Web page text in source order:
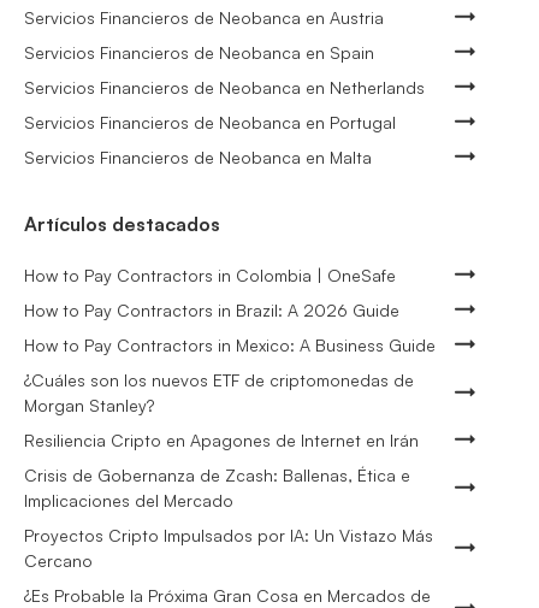
Servicios Financieros de Neobanca en Austria
Servicios Financieros de Neobanca en Spain
Servicios Financieros de Neobanca en Netherlands
Servicios Financieros de Neobanca en Portugal
Servicios Financieros de Neobanca en Malta
Artículos destacados
How to Pay Contractors in Colombia | OneSafe
How to Pay Contractors in Brazil: A 2026 Guide
How to Pay Contractors in Mexico: A Business Guide
¿Cuáles son los nuevos ETF de criptomonedas de
Morgan Stanley?
Resiliencia Cripto en Apagones de Internet en Irán
Crisis de Gobernanza de Zcash: Ballenas, Ética e
Implicaciones del Mercado
Proyectos Cripto Impulsados por IA: Un Vistazo Más
Cercano
¿Es Probable la Próxima Gran Cosa en Mercados de